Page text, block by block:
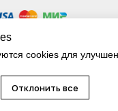
cookies для
Отклонить все